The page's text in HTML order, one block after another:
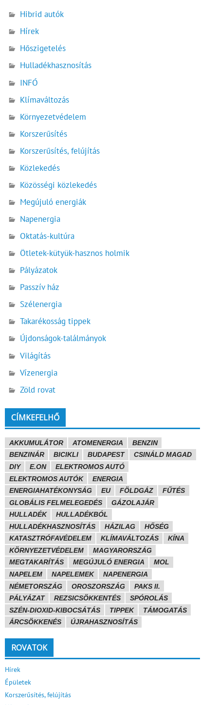
Hibrid autók
Hírek
Hőszigetelés
Hulladékhasznosítás
INFÓ
Klímaváltozás
Környezetvédelem
Korszerűsítés
Korszerűsítés, felújítás
Közlekedés
Közösségi közlekedés
Megújuló energiák
Napenergia
Oktatás-kultúra
Ötletek-kütyük-hasznos holmik
Pályázatok
Passzív ház
Szélenergia
Takarékosság tippek
Újdonságok-találmányok
Világítás
Vízenergia
Zöld rovat
CÍMKEFELHŐ
AKKUMULÁTOR ATOMENERGIA
BENZIN
BENZINÁR
BICIKLI BUDAPEST
CSINÁLD MAGAD
DIY
E.ON
ELEKTROMOS AUTÓ
ELEKTROMOS AUTÓK
ENERGIA
ENERGIAHATÉKONYSÁG
EU FÖLDGÁZ
FŰTÉS
GLOBÁLIS FELMELEGEDÉS
GÁZOLAJÁR
HULLADÉK
HULLADÉKBÓL
HULLADÉKHASZNOSÍTÁS
HÁZILAG
HŐSÉG
KATASZTRÓFAVÉDELEM
KLÍMAVÁLTOZÁS
KÍNA
KÖRNYEZETVÉDELEM
MAGYARORSZÁG
MEGTAKARÍTÁS
MEGÚJULÓ ENERGIA
MOL
NAPELEM
NAPELEMEK
NAPENERGIA
NÉMETORSZÁG
OROSZORSZÁG
PAKS II.
PÁLYÁZAT
REZSICSÖKKENTÉS
SPÓROLÁS
SZÉN-DIOXID-KIBOCSÁTÁS
TIPPEK
TÁMOGATÁS
ÁRCSÖKKENÉS
ÚJRAHASZNOSÍTÁS
ROVATOK
Hírek
Épületek
Korszerűsítés, felújítás